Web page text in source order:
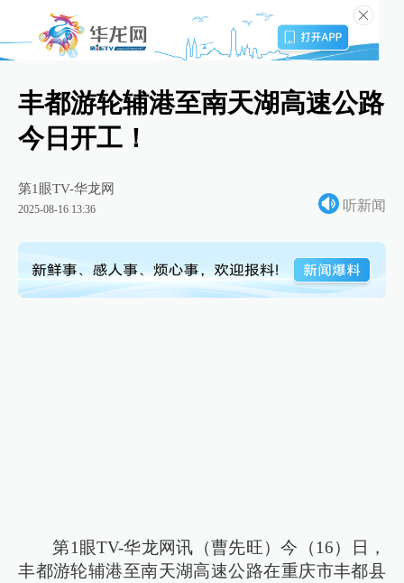
丰都游轮辅港至南天湖高速公路
今日开工！
第1眼TV-华龙网
2025-08-16 13:36 听新闻
第1眼TV-华龙网讯（曹先旺）今（16）日，
丰都游轮辅港至南天湖高速公路在重庆市丰都县